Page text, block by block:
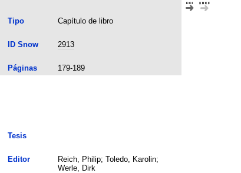
Tipo Capítulo de libro
ID Snow 2913
Páginas
179-189
Tesis
Editor
Reich, Philip; Toledo, Karolin;
Werle, Dirk